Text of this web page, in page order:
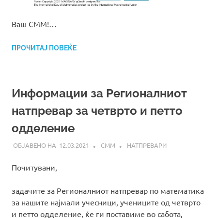
Ваш СММ!…
ПРОЧИТАЈ ПОВЕЌЕ
Информации за Регионалниот
натпревар за четврто и петто
одделение
12.03.2021 СММ НАТПРЕВАРИ
Почитувани,
задачите за Регионалниот натпревар по математика
за нашите најмали учесници, учениците од четврто
и петто одделение, ќе ги поставиме во сабота,